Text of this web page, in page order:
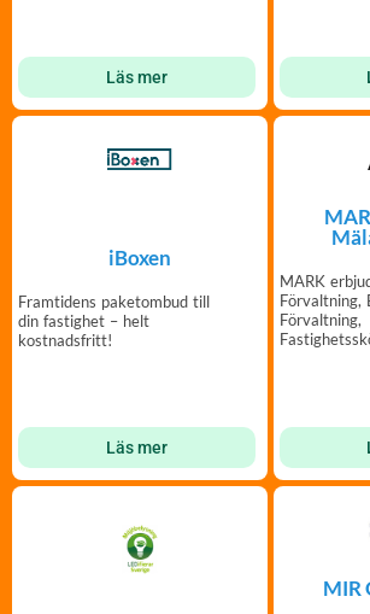
Läs mer
iBoxen
Framtidens paketombud till
din fastighet – helt
kostnadsfritt!
Läs mer
MARK
Förvaltning,
Förvaltning,
MIR